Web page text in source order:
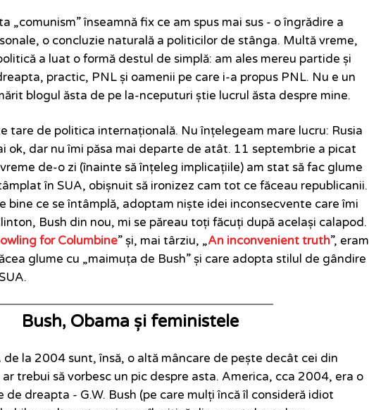
„comunism” înseamnă fix ce am spus mai sus - o îngrădire a
o concluzie naturală a politicilor de stânga. Multă vreme,
a luat o formă destul de simplă: am ales mereu partide și
practic, PNL și oamenii pe care i-a propus PNL. Nu e un
blogul ăsta de pe la-nceputuri știe lucrul ăsta despre mine.
tare de politica internațională. Nu înțelegeam mare lucru: Rusia
ok, dar nu îmi păsa mai departe de atât. 11 septembrie a picat
de-o zi (înainte să înțeleg implicațiile) am stat să fac glume
în SUA, obișnuit să ironizez cam tot ce făceau republicanii.
bine ce se întâmplă, adoptam niște idei inconsecvente care îmi
Bush din nou, mi se păreau toți făcuți după același calapod.
for Columbine” și, mai târziu, „An inconvenient truth”, eram
glume cu „maimuța de Bush” și care adopta stilul de gândire
Bush, Obama și feministele
de la 2004 sunt, însă, o altă mâncare de pește decât cei din
trebui să vorbesc un pic despre asta. America, cca 2004, era o
de dreapta - G.W. Bush (pe care mulți încă îl consideră idiot